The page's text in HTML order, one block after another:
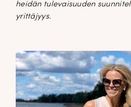
heidän tulevaisuuden
yrittäjyys.